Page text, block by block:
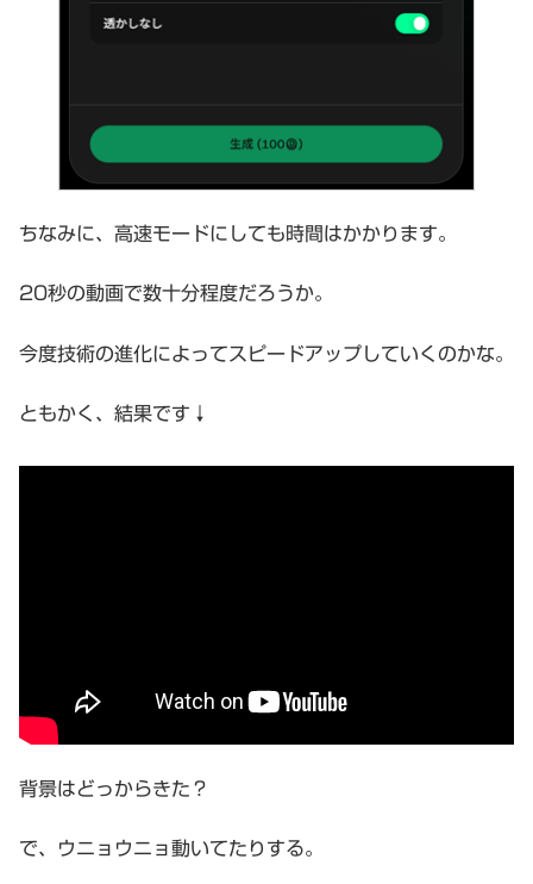
ちなみに、高速モードにしても時間はかかります。
20秒の動画で数十分程度だろうか。
今度技術の進化によってスピードアップしていくのかな。
ともかく、結果です↓
背景はどっからきた？
で、ウニョウニョ動いてたりする。